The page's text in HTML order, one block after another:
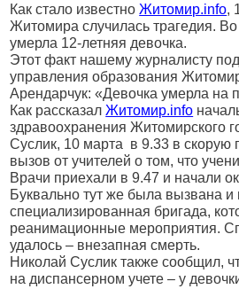
Как стало известноЖитомир.info,
Житомира случилась трагедия.
умерла 12-летняя девочка.
Этот факт нашему журналисту
управления образования
Арендарчук: «Девочка умерла на
Как рассказалЖитомир.info
здравоохранения Житомирского
Суслик, 10 марта в 9.33 в скорую
вызов от учителей о том, что
Врачи приехали в 9.47 и начали
Буквально тут же была вызвана и
специализированная бригада,
реанимационные мероприятия.
удалось – внезапная смерть.
Николай Суслик также сообщил,
на диспансерном учете – у